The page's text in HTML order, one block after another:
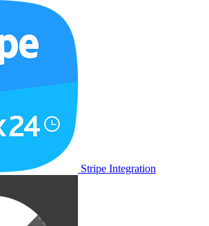
Stripe Integration